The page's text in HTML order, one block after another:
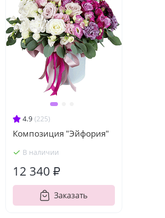
4.9 (225)
Композиция "Эйфория"
В наличии
12 340 ₽
Заказать